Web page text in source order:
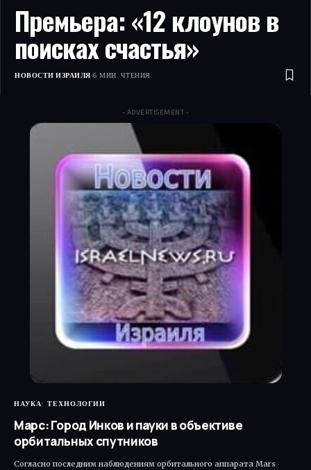
Премьера: «12 клоунов в
поисках счастья»
НОВОСТИ ИЗРАИЛЯ 6 МИН. ЧТЕНИЯ
- ADVERTISEMENT -
НАУКА ТЕХНОЛОГИИ
Марс: Город Инков и пауки в объективе
орбитальных спутников
Согласно последним наблюдениям орбитального аппарата Mars